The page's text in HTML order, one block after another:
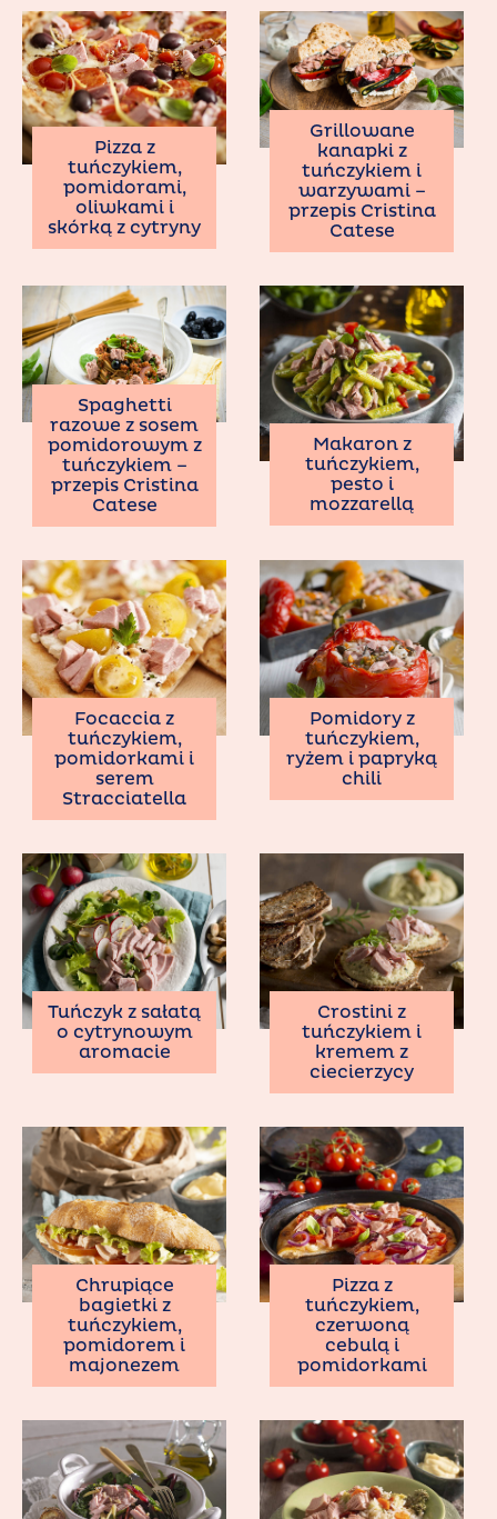
Pizza z
tuńczykiem,
pomidorami,
oliwkami i
skórką z cytryny
Grillowane
kanapki z
tuńczykiem i
warzywami –
przepis Cristina
Catese
Spaghetti
razowe z sosem
pomidorowym z
tuńczykiem –
przepis Cristina
Catese
Makaron z
tuńczykiem,
pesto i
mozzarellą
Focaccia z
tuńczykiem,
pomidorkami i
serem
Stracciatella
Pomidory z
tuńczykiem,
ryżem i papryką
chili
Tuńczyk z sałatą
o cytrynowym
aromacie
Crostini z
tuńczykiem i
kremem z
ciecierzycy
Chrupiące
bagietki z
tuńczykiem,
pomidorem i
majonezem
Pizza z
tuńczykiem,
czerwoną
cebulą i
pomidorkami